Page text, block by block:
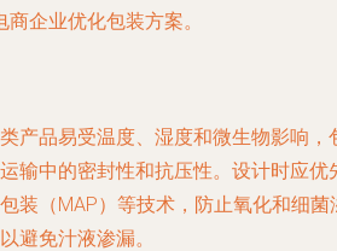
企业优化包装方案。
产品易受温度、湿度和微生物影响，
输中的密封性和抗压性。设计时应优
装（MAP）等技术，防止氧化和细菌
避免汁液渗漏。